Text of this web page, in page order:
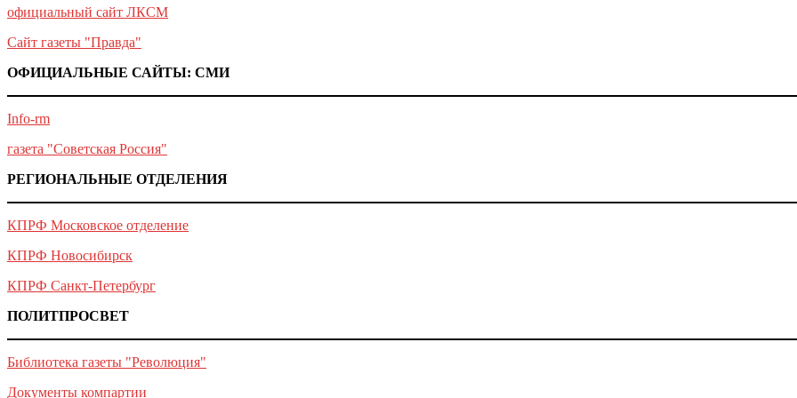
официальный сайт ЛКСМ
Сайт газеты "Правда"
ОФИЦИАЛЬНЫЕ САЙТЫ: СМИ
Info-rm
газета "Советская Россия"
РЕГИОНАЛЬНЫЕ ОТДЕЛЕНИЯ
КПРФ Московское отделение
КПРФ Новосибирск
КПРФ Санкт-Петербург
ПОЛИТПРОСВЕТ
Библиотека газеты "Революция"
Документы компартии